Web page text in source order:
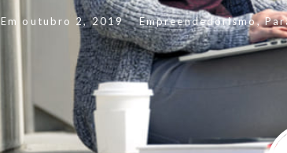
Em outubro 2, 2019 Empreendedorismo,